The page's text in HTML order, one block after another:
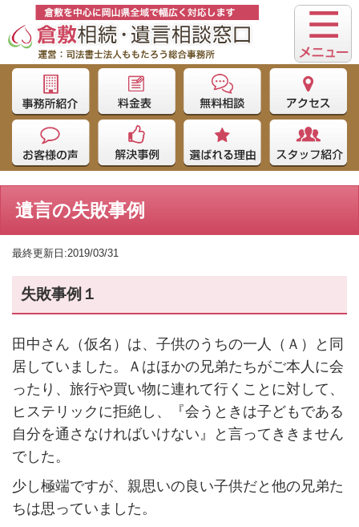
遺言の失敗事例
最終更新日:2019/03/31
失敗事例１
田中さん（仮名）は、子供のうちの一人（Ａ）と同
居していました。Ａはほかの兄弟たちがご本人に会
ったり、旅行や買い物に連れて行くことに対して、
ヒステリックに拒絶し、『会うときは子どもである
自分を通さなければいけない』と言ってききません
でした。
少し極端ですが、親思いの良い子供だと他の兄弟た
ちは思っていました。